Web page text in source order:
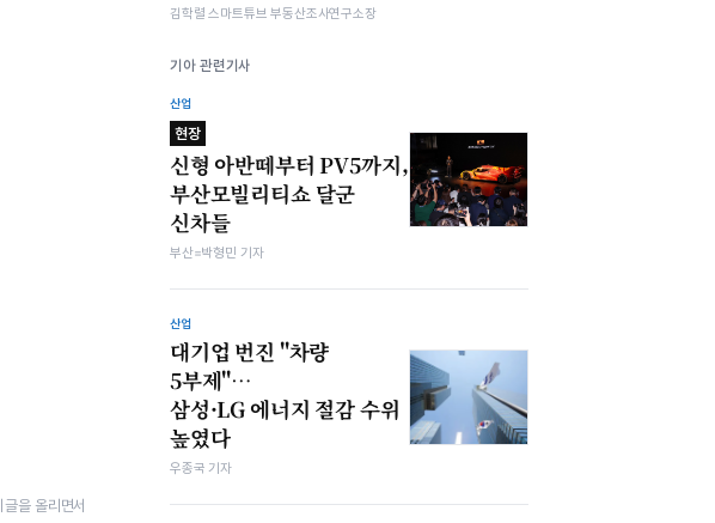
을 올리면서
김학렬 스마트튜브 부동산조사연구소장
기아 관련기사
산업
현장
신형 아반떼부터 PV5까지,
부산모빌리티쇼 달군
신차들
부산=박형민 기자
산업
대기업 번진 "차량
5부제"…
삼성·LG 에너지 절감 수위
높였다
우종국 기자